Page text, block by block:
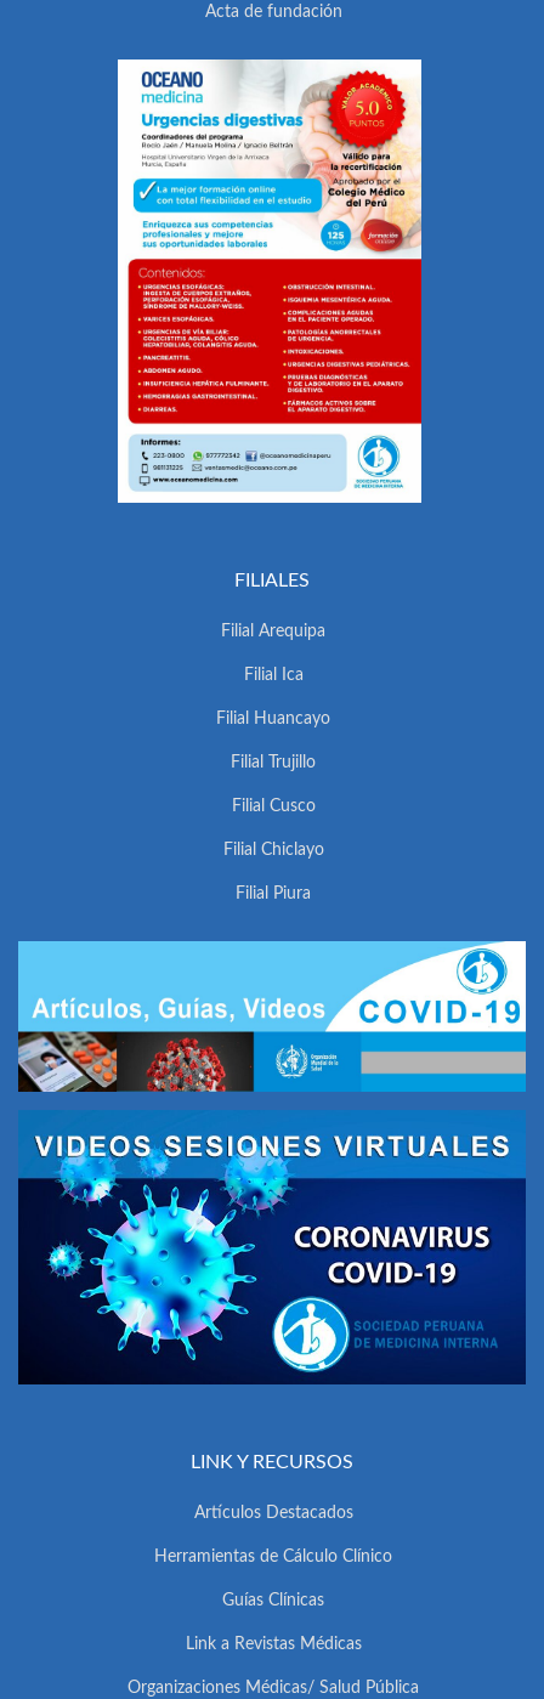
Acta de fundación
FILIALES
Filial Arequipa
Filial Ica
Filial Huancayo
Filial Trujillo
Filial Cusco
Filial Chiclayo
Filial Piura
LINK Y RECURSOS
Artículos Destacados
Herramientas de Cálculo Clínico
Guías Clínicas
Link a Revistas Médicas
Organizaciones Médicas/ Salud Pública